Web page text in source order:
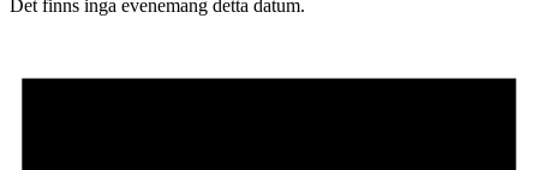
Det finns inga evenemang detta datum.